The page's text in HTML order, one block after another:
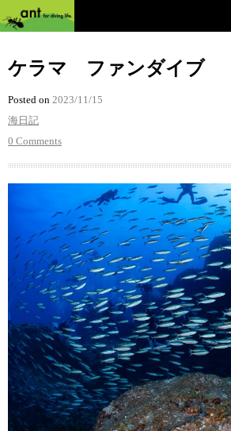
ケラマ ファンダイブ
Posted on 2023/11/15
海日記
0 Comments